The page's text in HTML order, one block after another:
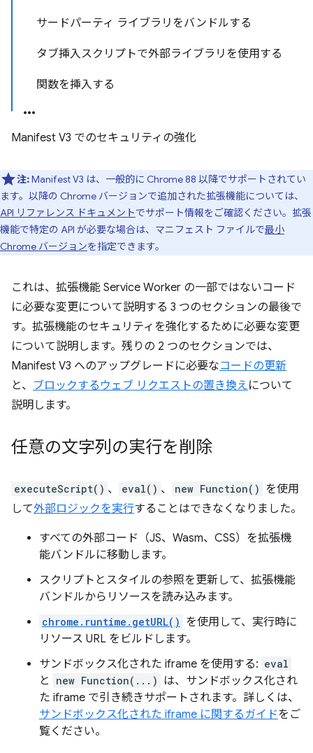
サードパーティ ライブラリをバンドルする
タブ挿入スクリプトで外部ライブラリを使用する
関数を挿入する
Manifest V3 でのセキュリティの強化
注:Manifest V3 は、一般的に Chrome 88 以降でサポートされてい
ます。以降の Chrome バージョンで追加された拡張機能については、
API リファレンス ドキュメントでサポート情報をご確認ください。拡張
機能で特定の API が必要な場合は、マニフェスト ファイルで最小
Chrome バージョンを指定できます。
これは、拡張機能 Service Worker の一部ではないコード
に必要な変更について説明する 3 つのセクションの最後で
す。拡張機能のセキュリティを強化するために必要な変更
について説明します。残りの 2 つのセクションでは、
Manifest V3 へのアップグレードに必要なコードの更新
と、 ブロックするウェブ リクエストの置き換えについて
説明します。
任意の文字列の実行を削除
executeScript() 、 eval() 、 new Function() を使用
して外部ロジックを実行することはできなくなりました。
すべての外部コード（JS、Wasm、CSS）を拡張機
能バンドルに移動します。
スクリプトとスタイルの参照を更新して、拡張機能
バンドルからリソースを読み込みます。
chrome.runtime.getURL() を使用して、実行時に
リソース URL をビルドします。
サンドボックス化された iframe を使用する: eval
と new Function(...) は、サンドボックス化され
た iframe で引き続きサポートされます。詳しくは、
サンドボックス化された iframe に関するガイドをご
覧ください。